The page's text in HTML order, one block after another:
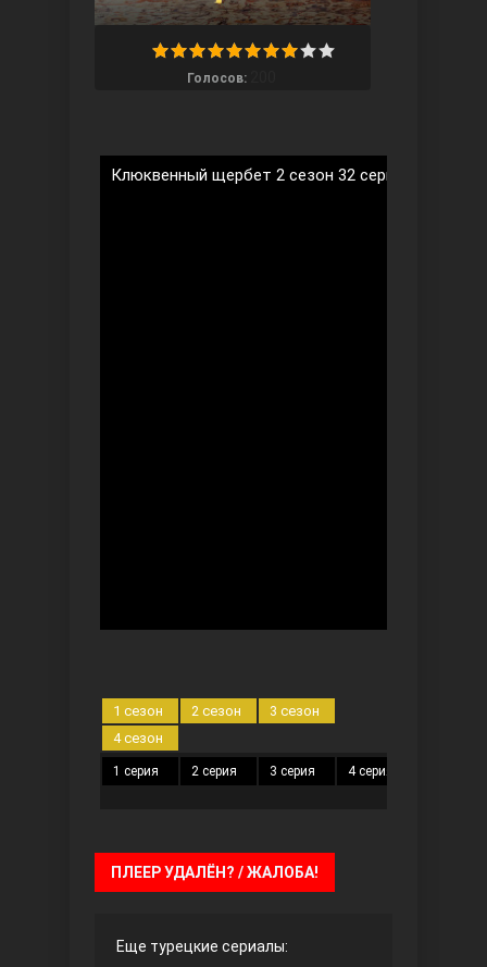
Голосов:
Клюквенный щербет 2 сезон 32 серия на
1 сезон 2 сезон
3 сезон
4 сезон
1 серия 2 серия 3 серия 4 серия
ПЛЕЕР УДАЛЁН? / ЖАЛОБА!
Еще турецкие сериалы: